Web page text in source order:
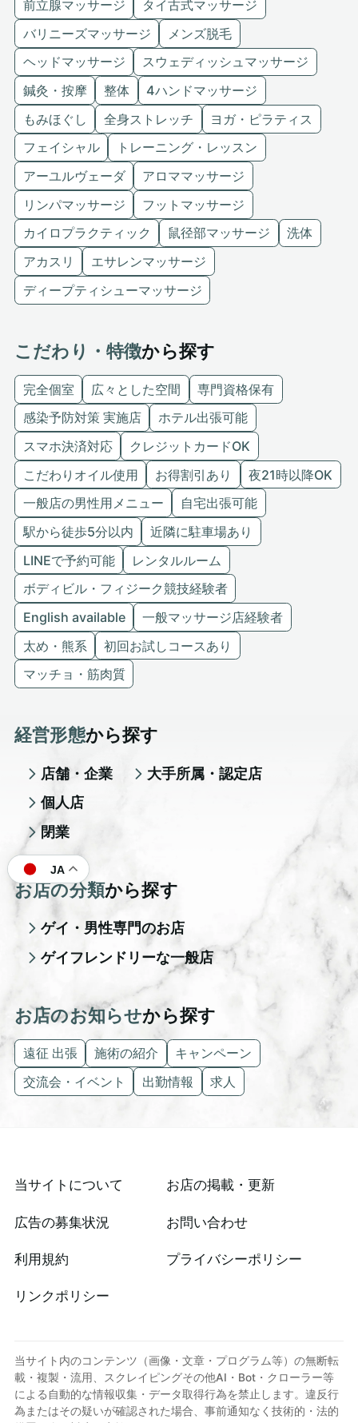
前立腺マッサージ
タイ古式マッサージ
バリニーズマッサージ
メンズ脱毛
ヘッドマッサージ
スウェディッシュマッサージ
鍼灸・按摩
整体
4ハンドマッサージ
もみほぐし
全身ストレッチ
ヨガ・ピラティス
フェイシャル
トレーニング・レッスン
アーユルヴェーダ
アロママッサージ
リンパマッサージ
フットマッサージ
カイロプラクティック
鼠径部マッサージ
洗体
アカスリ
エサレンマッサージ
ディープティシューマッサージ
こだわり・特徴から探す
完全個室 広々とした空間
専門資格保有
感染予防対策 実施店
ホテル出張可能
スマホ決済対応
クレジットカードOK
こだわりオイル使用
お得割引あり
夜21時以降OK
一般店の男性用メニュー
自宅出張可能
駅から徒歩5分以内
近隣に駐車場あり
LINEで予約可能
レンタルルーム
ボディビル・フィジーク競技経験者
English available
一般マッサージ店経験者
太め・熊系
初回お試しコースあり
マッチョ・筋肉質
経営形態から探す
店舗・企業
大手所属・認定店
個人店
閉業
お店の分類から探す
ゲイ・男性専門のお店
ゲイフレンドリーな一般店
お店のお知らせから探す
遠征 出張 施術の紹介
キャンペーン
交流会・イベント
出勤情報 求人
当サイトについて お店の掲載・更新
広告の募集状況 お問い合わせ
利用規約 プライバシーポリシー
リンクポリシー
当サイト内のコンテンツ（画像・文章・プログラム等）の無断転
載・複製・流用、スクレイピングその他AI・Bot・クローラー等
による自動的な情報収集・データ取得行為を禁止します。違反行
為またはその疑いが確認された場合、事前通知なく技術的・法的
JA